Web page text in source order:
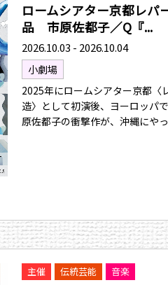
ロームシアター京都レパ
品 市原佐都子／Q『...
2026.10.03 - 2026.10.04
小劇場
2025年にロームシアター京都〈
造〉として初演後、ヨーロッパ
原佐都子の衝撃作が、沖縄にや
主催 伝統芸能 音楽